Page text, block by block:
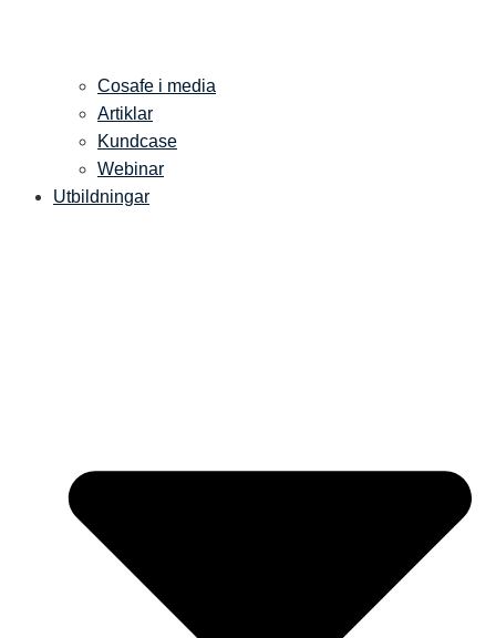
Cosafe i media
Artiklar
Kundcase
Webinar
Utbildningar